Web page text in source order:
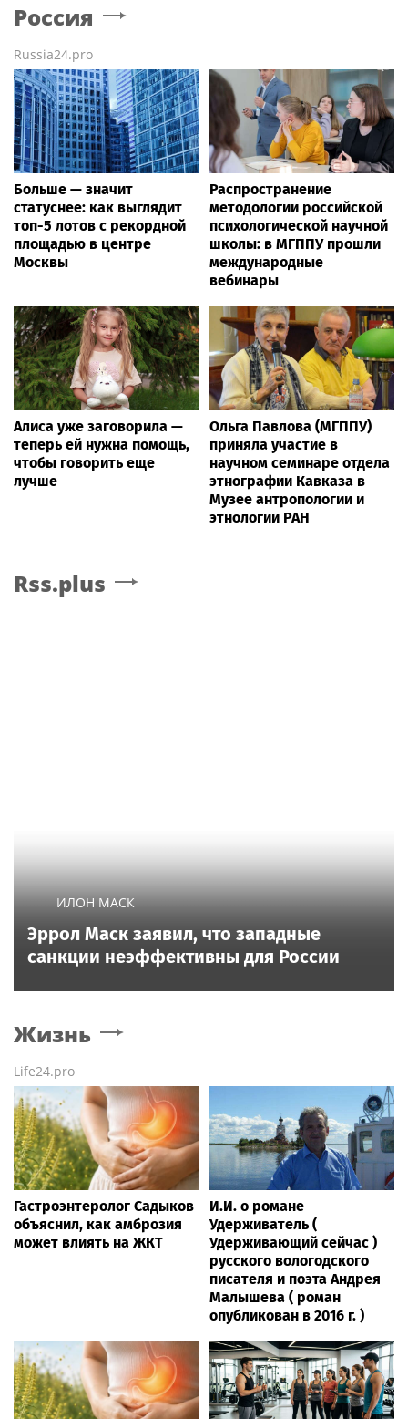
Россия
Russia24.pro
Больше — значит
статуснее: как выглядит
топ-5 лотов с рекордной
площадью в центре
Москвы
Распространение
методологии российской
психологической научной
школы: в МГППУ прошли
международные
вебинары
Алиса уже заговорила —
теперь ей нужна помощь,
чтобы говорить еще
лучше
Ольга Павлова (МГППУ)
приняла участие в
научном семинаре отдела
этнографии Кавказа в
Музее антропологии и
этнологии РАН
Rss.plus
ИЛОН МАСК
Эррол Маск заявил, что западные
санкции неэффективны для России
Жизнь
Life24.pro
Гастроэнтеролог Садыков
объяснил, как амброзия
может влиять на ЖКТ
И.И. о романе
Удерживатель (
Удерживающий сейчас )
русского вологодского
писателя и поэта Андрея
Малышева ( роман
опубликован в 2016 г. )